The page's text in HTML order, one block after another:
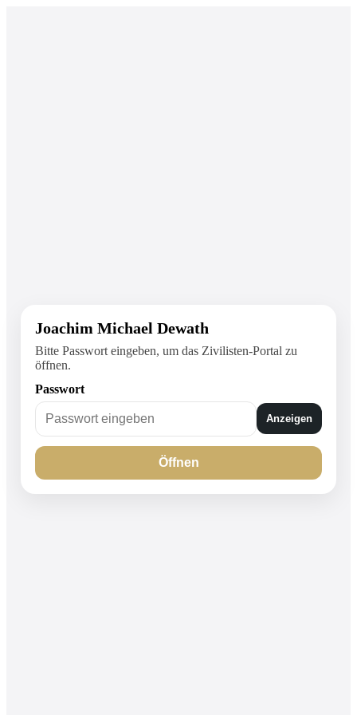
Joachim Michael Dewath
Bitte Passwort eingeben, um das Zivilisten-Portal zu
öffnen.
Passwort
Anzeigen
Öffnen